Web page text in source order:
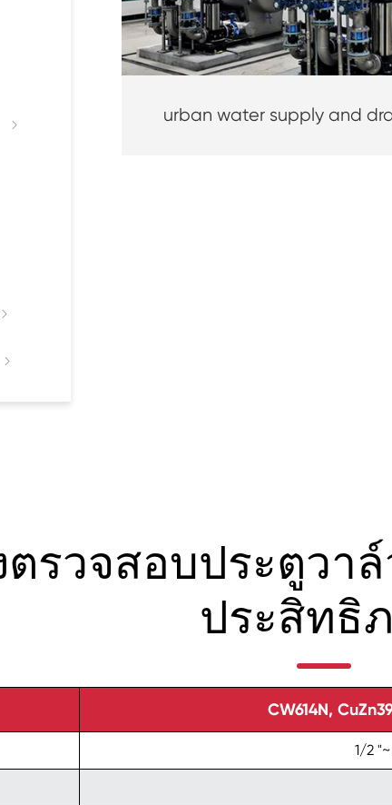



urban water supply and
รวจสอบประตูวา
ประสิทธิ
CW614N,
1/2